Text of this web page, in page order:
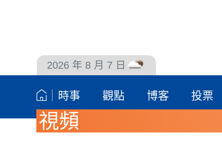
2026 年 8 月 7 日
時事 觀點 博客 投票
視頻